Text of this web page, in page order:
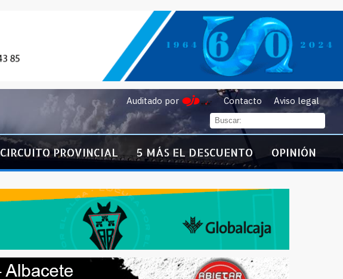
Auditado por Contacto Aviso legal
CIRCUITO PROVINCIAL 5 MÁS EL DESCUENTO OPINIÓN